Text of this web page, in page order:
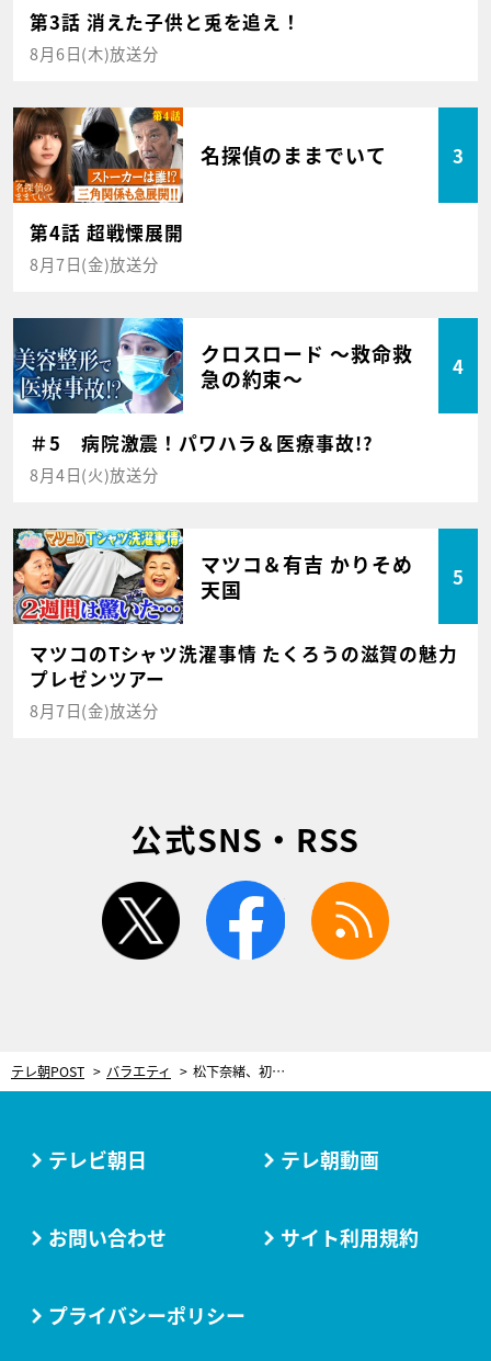
第3話 消えた子供と兎を追え！
8月6日(木)放送分
名探偵のままでいて 3
第4話 超戦慄展開
8月7日(金)放送分
クロスロード ～救命救
急の約束～
4
＃5 病院激震！パワハラ＆医療事故!?
8月4日(火)放送分
マツコ＆有吉 かりそめ
天国
5
マツコのTシャツ洗濯事情 たくろうの滋賀の魅力
プレゼンツアー
8月7日(金)放送分
公式SNS・RSS
twitter facebook
テレ朝POST バラエティ 松下奈緒、初参戦の“バス旅”で疲労困憊！過酷な展開に「相当歩いてます」と驚がく
テレビ朝日 テレ朝動画
お問い合わせ サイト利用規約
プライバシーポリシー